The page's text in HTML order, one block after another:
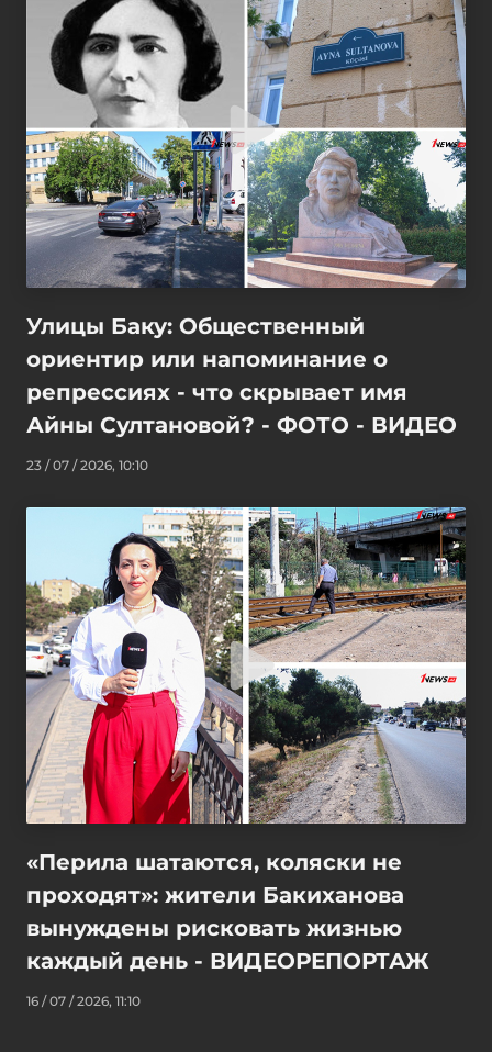
Улицы Баку: Общественный
ориентир или напоминание о
репрессиях - что скрывает имя
Айны Султановой? - ФОТО - ВИДЕО
23 / 07 / 2026, 10:10
«Перила шатаются, коляски не
проходят»: жители Бакиханова
вынуждены рисковать жизнью
каждый день - ВИДЕОРЕПОРТАЖ
16 / 07 / 2026, 11:10